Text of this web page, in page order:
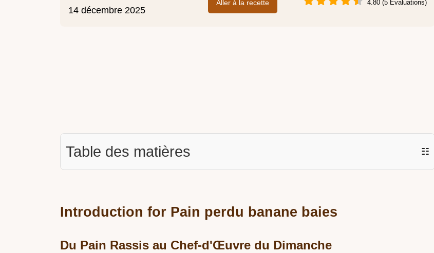
14 décembre 2025
Aller à la recette 4.80 (5 Évaluations)
Table des matières ☷
Introduction for Pain perdu banane baies
Du Pain Rassis au Chef-d'Œuvre du Dimanche